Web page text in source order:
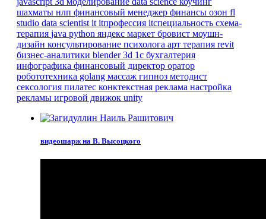
шахматы нлп финансовый менеджер финансы озон fl
studio data scientist it itпрофессия itспециальность схема-
терапия java python яндекс маркет бровист моушн-
дизайн консультирование психолога арт терапия revit
бизнес-аналитики blender 3d 1с бухгалтерия
инфографика финансовый директор оратор
робототехника golang массаж гипноз методист
сексология пилатес конктекстная реклама настройка
рекламы игровой движок unity
видеошарж на В. Высоцкого